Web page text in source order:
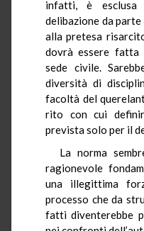
infatti, è esclusa
delibazione da
alla pretesa
dovrà essere fatta
sede civile.
diversità di
facoltà del
rito con cui
prevista solo per il
La norma
ragionevole
una illegittima
processo che da
fatti diventerebbe